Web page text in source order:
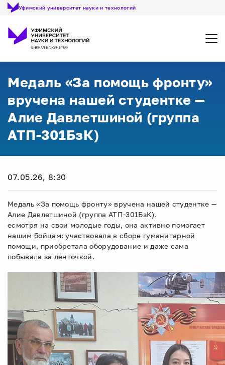
Уфимский университет науки и технологий
Медаль «За помощь фронту»
вручена нашей студентке —
Алие Давлетшиной (группа
АТП-301БзК)
07.05.26, 8:30
Медаль «За помощь фронту» вручена нашей студентке —
Алие Давлетшиной (группа АТП-301БзК).
есмотря на свои молодые годы, она активно помогает
нашим бойцам: участвовала в сборе гуманитарной
помощи, приобретала оборудование и даже сама
побывала за ленточкой.